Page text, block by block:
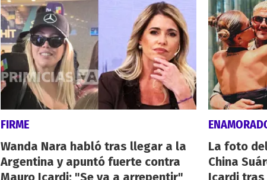
FIRME
Wanda Nara habló tras llegar a la
Argentina y apuntó fuerte contra
Mauro Icardi: "Se va a arrepentir"
La foto
China
Icardi tras